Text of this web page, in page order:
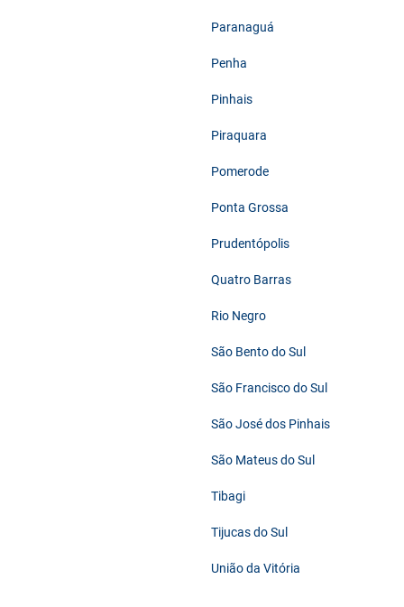
Paranaguá
Penha
Pinhais
Piraquara
Pomerode
Ponta Grossa
Prudentópolis
Quatro Barras
Rio Negro
São Bento do Sul
São Francisco do Sul
São José dos Pinhais
São Mateus do Sul
Tibagi
Tijucas do Sul
União da Vitória